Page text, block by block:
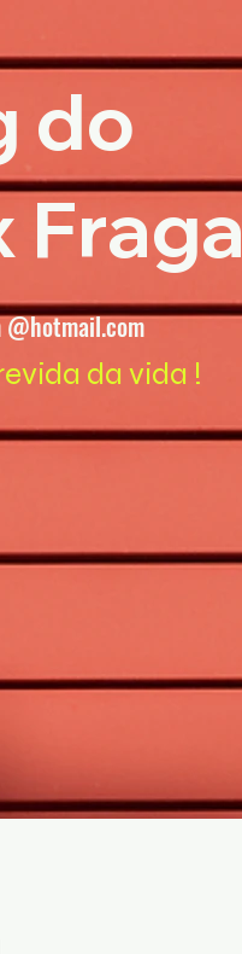
do
Fraga
da vida !